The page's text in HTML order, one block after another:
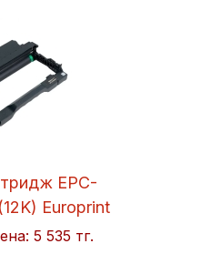
EPC-
Europrint
5 535 тг.